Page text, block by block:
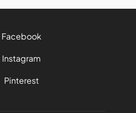
Facebook
Instagram
Pinterest